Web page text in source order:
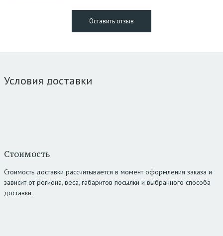
Условия доставки
Стоимость
Стоимость доставки рассчитывается в момент оформления заказа и
зависит от региона, веса, габаритов посылки и выбранного способа
доставки.